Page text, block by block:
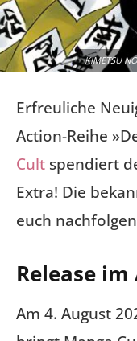
KIMETSU
Erfreuliche
Action-Reihe
Cult spendiert
Extra! Die
euch
Release
Am 4. August